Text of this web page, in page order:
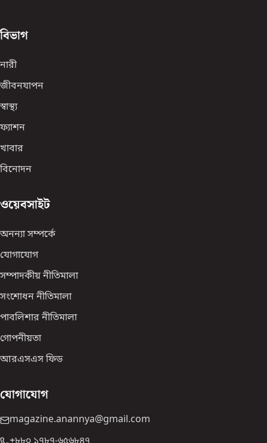
বিভাগ
নারী
জীবনযাপন
স্বাস্থ্য
ফ্যাশন
খাবার
বিনোদন
ওয়েবসাইট
অনন্যা সম্পর্কে
যোগাযোগ
সম্পাদকীয় নীতিমালা
সংশোধন নীতিমালা
পাবলিশার নীতিমালা
গোপনীয়তা
আরএসএস ফিড
যোগাযোগ
magazine.anannya@gmail.com